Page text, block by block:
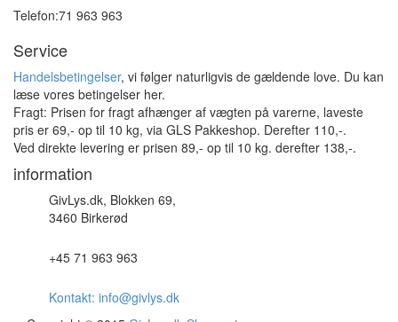
Telefon:71 963 963
Service
Handelsbetingelser, vi følger naturligvis de gældende love. Du kan
læse vores betingelser her.
Fragt: Prisen for fragt afhænger af vægten på varerne, laveste
pris er 69,- op til 10 kg, via GLS Pakkeshop. Derefter 110,-.
Ved direkte levering er prisen 89,- op til 10 kg. derefter 138,-.
information
GivLys.dk, Blokken 69,
3460 Birkerød
+45 71 963 963
Kontakt: info@givlys.dk